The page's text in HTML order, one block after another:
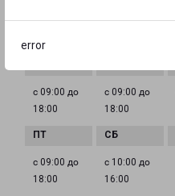
error
с 09:00 до
18:00
с 09:00 до
18:00
с 09:00 до
18:00
с 10:00 до
16:00